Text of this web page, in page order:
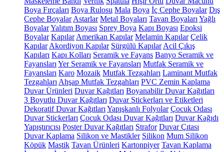
Boya Fırçaları Boya Rulosu Mala Boya İç Cephe Boyalar Dış
Cephe Boyalar Astarlar Metal Boyaları Tavan Boyaları Yağlı
BoyalarYalıtım Boyası Sprey Boya Kapı Boyası Epoksi
Boyalar Kapılar Amerikan Kapılar Melamin Kapılar Çelik
Kapılar Akordiyon Kapılar Sürgülü Kapılar Acil Çıkış
Kapıları Kapı Kolları Seramik ve Fayans Banyo Seramik ve
Fayansları Yer Seramik ve Fayansları Mutfak Seramik ve
Fayansları Karo Mozaik Mutfak Tezgahları Laminant Mutfak
Tezgahları Ahşap Mutfak Tezgahları PVC Zemin Kaplama
Duvar Ürünleri Duvar Kağıtları Boyanabilir Duvar Kağıtları
3 Boyutlu Duvar Kağıtları Duvar Stickerları ve Etiketleri
Dekoratif Duvar Kağıtları Yapışkanlı Folyolar Çocuk Odası
Duvar Stickerları Çocuk Odası Duvar Kağıtları Duvar Kağıdı
Yapıştırıcısı Poster Duvar Kağıtları Strafor Duvar Çıtası
Duvar Kaplama Silikon ve Mastikler Silikon Mum Silikon
Köpük Mastik Tavan Ürünleri Kartonpiyer Tavan Kaplama